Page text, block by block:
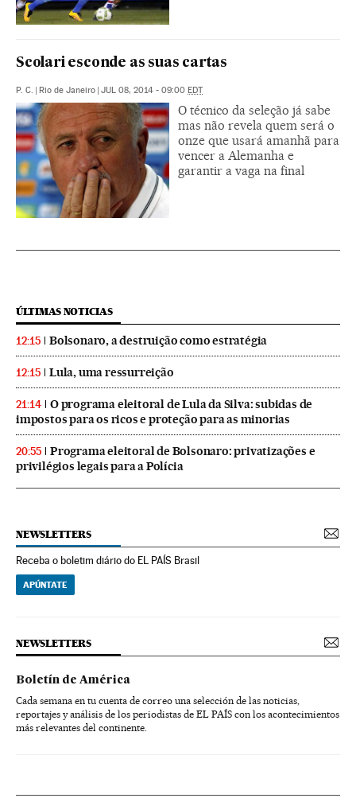
Scolari esconde as suas cartas
P. C. Rio de Janeiro JUL 08, 2014 - 09:00 EDT
O técnico da seleção já sabe
mas não revela quem será o
onze que usará amanhã para
vencer a Alemanha e
garantir a vaga na final
ÚLTIMAS NOTICIAS
12:15 Bolsonaro, a destruição como estratégia
12:15 Lula, uma ressurreição
21:14
O programa eleitoral de Lula da Silva: subidas de
impostos para os ricos e proteção para as minorias
20:55
Programa eleitoral de Bolsonaro: privatizações e
privilégios legais para a Polícia
NEWSLETTERS
Receba o boletim diário do EL PAÍS Brasil
APÚNTATE
NEWSLETTERS
Boletín de América
Cada semana en tu cuenta de correo una selección de las noticias,
reportajes y análisis de los periodistas de EL PAÍS con los acontecimientos
más relevantes del continente.